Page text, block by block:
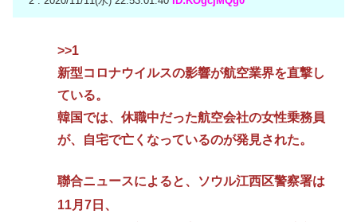
>>1
新型コロナウイルスの影響が航空業界を直撃し
ている。
韓国では、休職中だった航空会社の女性乗務員
が、自宅で亡くなっているのが発見された。
聯合ニュースによると、ソウル江西区警察署は
11月7日、